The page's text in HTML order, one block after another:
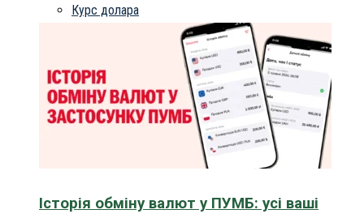
Курс долара
Історія обміну валют у ПУМБ: усі ваші